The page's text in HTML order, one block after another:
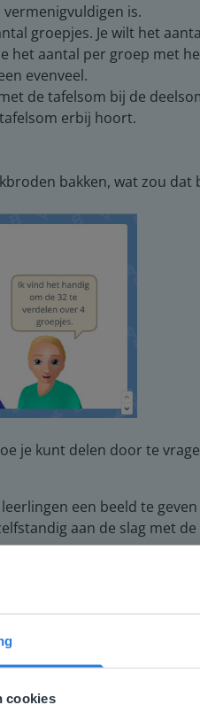
cookies
is.
groepjes. Je wilt het
het aantal per groep met
evenveel.
de tafelsom bij de
erbij hoort.
bakken, wat zou
je kunt delen door te
een beeld te
aan de slag met
website komt
je locatie, denken we dat